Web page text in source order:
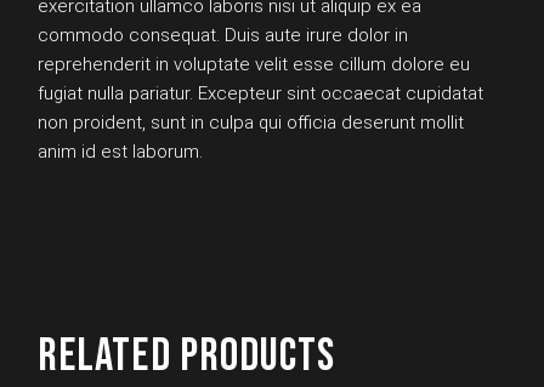
exercitation ullamco laboris nisi ut aliquip ex ea
commodo consequat. Duis aute irure dolor in
reprehenderit in voluptate velit esse cillum dolore eu
fugiat nulla pariatur. Excepteur sint occaecat cupidatat
non proident, sunt in culpa qui officia deserunt mollit
anim id est laborum.
RELATED PRODUCTS